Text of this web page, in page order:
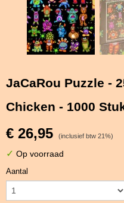
JaCaRou Puzzle -
Chicken - 1000
€ 26,95 (inclusief btw 21%)
✓ Op voorraad
Aantal